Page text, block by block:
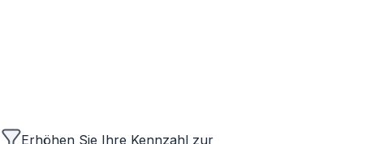
Erhöhen Sie Ihre Kennzahl zur